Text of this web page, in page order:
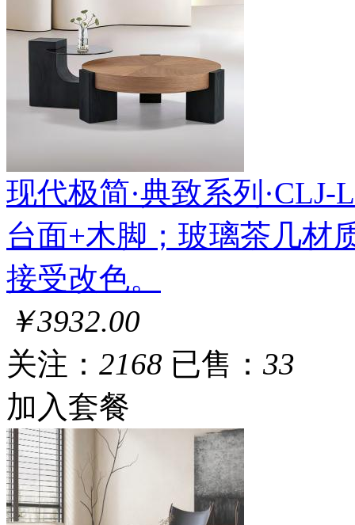
现代极简·典致系列·CLJ-
台面+木脚；玻璃茶几材
接受改色。
￥3932.00
关注： 2168 已售： 33
加入套餐